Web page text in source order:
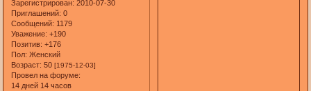
Зарегистрирован: 2010-07-30
Приглашений: 0
Сообщений: 1179
Уважение: +190
Позитив: +176
Пол: Женский
Возраст: 50[1975-12-03]
Провел на форуме:
14 дней 14 часов